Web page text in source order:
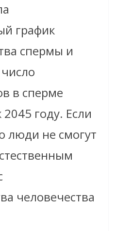
график
спермы и
в сперме
2045 году. Если
люди не смогут
человечества